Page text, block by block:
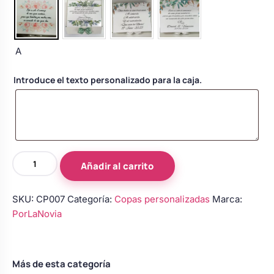
bebé boda
floral coche
A
Introduce el texto personalizado para la caja.
cantidad
Añadir al carrito
SKU: CP007 Categoría: Copas personalizadas Marca:
PorLaNovia
Más de esta categoría